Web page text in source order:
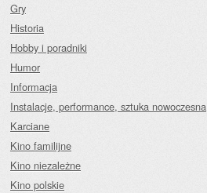
Gry
Historia
Hobby i poradniki
Humor
Informacja
Instalacje, performance, sztuka nowoczesna
Karciane
Kino familijne
Kino niezależne
Kino polskie